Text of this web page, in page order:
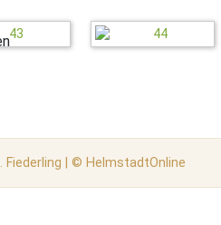
Fiederling | © HelmstadtOnline